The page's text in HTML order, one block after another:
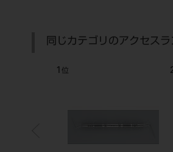
同じカテゴリのアクセスラ
7 位